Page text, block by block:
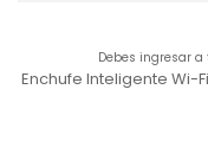
Debes ingresar
Enchufe Inteligente Wi-